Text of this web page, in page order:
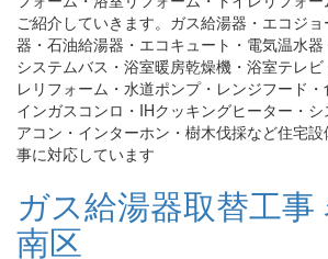
ご紹介していきます。ガス給湯器・エコジ
器・石油給湯器・エコキュート・電気温水器
システムバス・浴室暖房乾燥機・浴室テレ
レリフォーム・水道ポンプ・レンジフード
インガスコンロ・IHクッキングヒーター・
アコン・インターホン・樹木伐採など住宅
事に対応しています
ガス給湯器取替工事
南区